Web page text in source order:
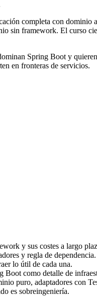
completa con
sin framework. El curso
Spring Boot y
en fronteras de servicios.
y sus costes a largo
y regla de dependencia.
lo útil de cada una.
Boot como detalle de
puro, adaptadores con
es sobreingeniería.